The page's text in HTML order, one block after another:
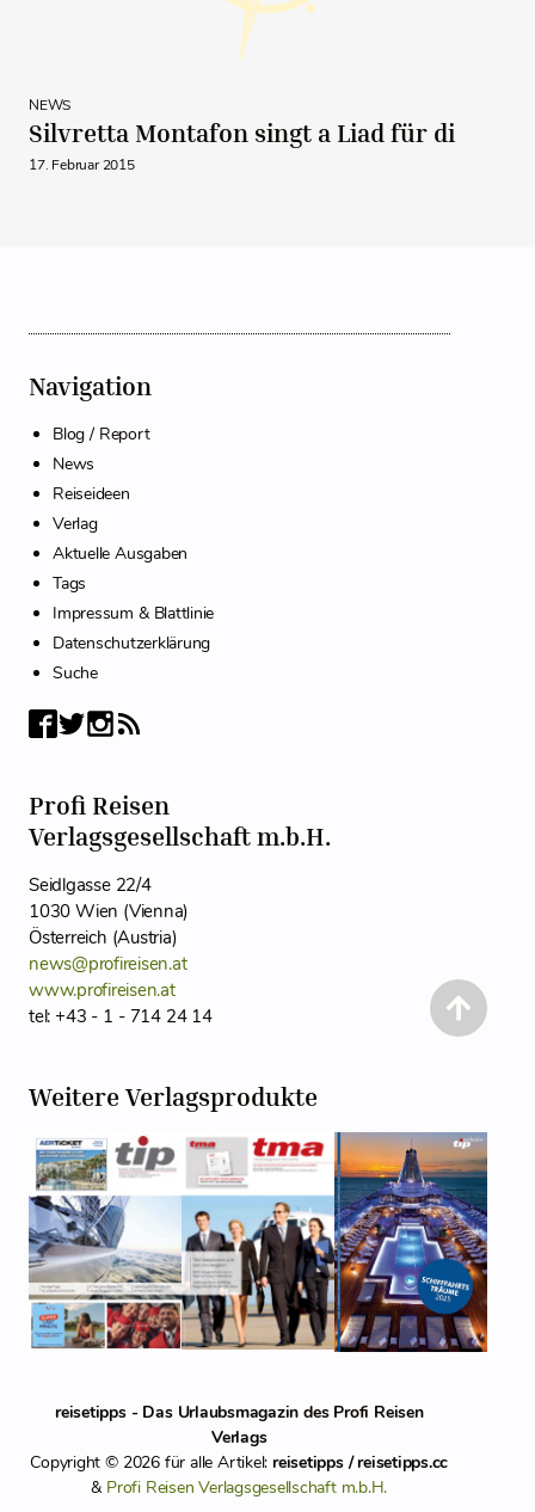
NEWS
Silvretta Montafon singt a Liad für di
17. Februar 2015
Navigation
Blog / Report
News
Reiseideen
Verlag
Aktuelle Ausgaben
Tags
Impressum & Blattlinie
Datenschutzerklärung
Suche
Profi Reisen
Verlagsgesellschaft m.b.H.
Seidlgasse 22/4
1030 Wien (Vienna)
Österreich (Austria)
news@profireisen.at
www.profireisen.at
tel: +43 - 1 - 714 24 14
Weitere Verlagsprodukte
reisetipps - Das Urlaubsmagazin des Profi Reisen
Verlags
Copyright © 2026 für alle Artikel:reisetipps / reisetipps.cc
& Profi Reisen Verlagsgesellschaft m.b.H.